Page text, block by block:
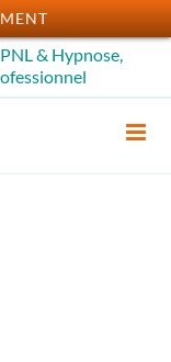
& Hypnose,